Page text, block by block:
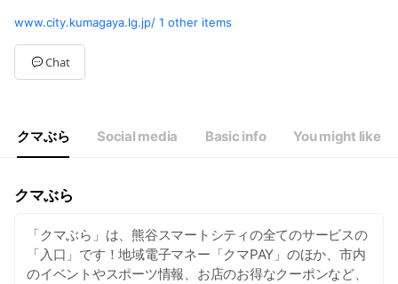
www.city.kumagaya.lg.jp/ 1 other items
Chat
クマぶら Social media Basic info You might like
クマぶら
「クマぶら」は、熊谷スマートシティの全てのサービスの
「入口」です！地域電子マネー「クマPAY」のほか、市内
のイベントやスポーツ情報、お店のお得なクーポンなど、